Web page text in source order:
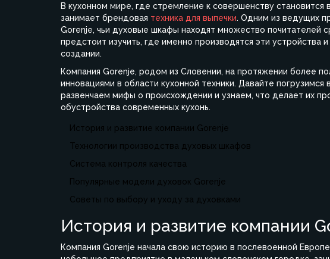
В кухонном мире, где стремление к совершенству
занимает брендовая техника для выпечки. Одним из ведущих
Gorenje, чьи духовые шкафы находят множество почитателей
предстоит изучить, где именно производятся эти устройства
создании.
Компания Gorenje, родом из Словении, на протяжении более
инновациями в области кухонной техники. Давайте
развенчаем мифы о происхождении и узнаем, что делает их
обустройства современных кухонь.
История и развитие компании Gorenje
Технологии производства духовых шкафов
Система контроля качества
Популярные модели духовок Gorenje
Советы по выбору и уходу за духовками
История и развитие компании
Компания Gorenje начала свою историю в послевоенной